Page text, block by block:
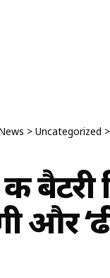
> Uncategorized >
और